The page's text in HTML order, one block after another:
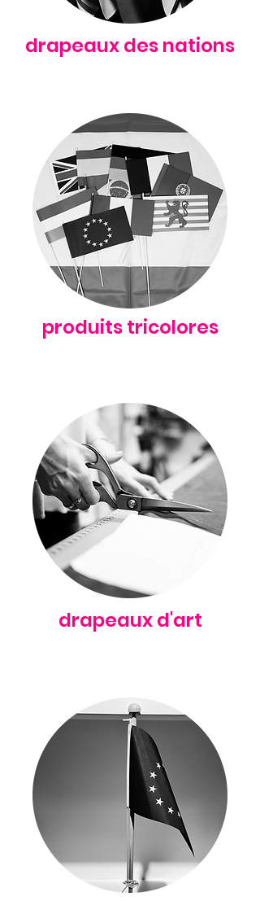
drapeaux des nations
produits tricolores
drapeaux d'art